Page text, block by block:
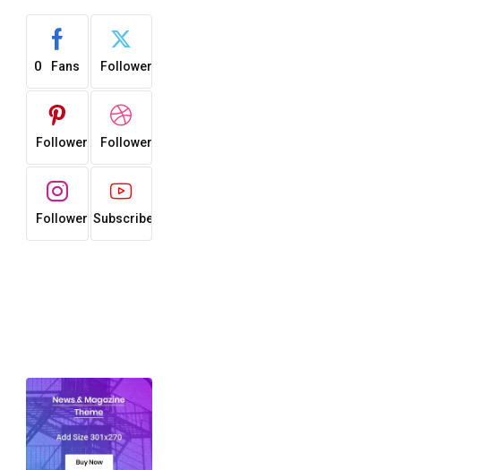
0 Fans Followers
Followers
0 Followers
Followers
0 Subscribers